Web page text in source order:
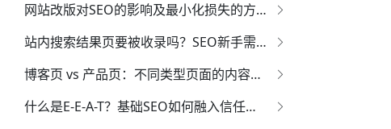
网站改版对SEO的影响及最小化损失的方法
站内搜索结果页要被收录吗？SEO新手需规避的隐性陷阱
博客页 vs 产品页：不同类型页面的内容策略差异
什么是E-E-A-T？基础SEO如何融入信任信号？